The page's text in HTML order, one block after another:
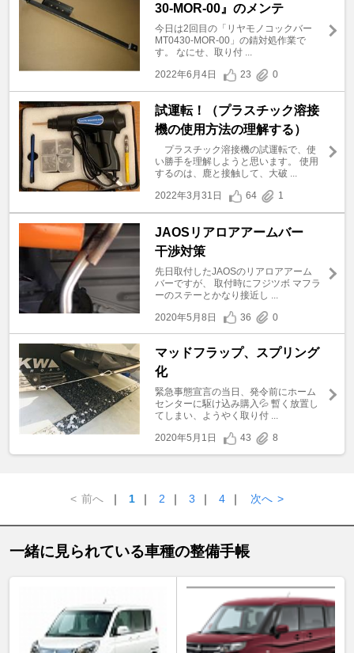
30-MOR-00』のメンテ
今日は2回目の「リヤモノコックバー
MT0430-MOR-00」の錆対処作業で
す。 なにせ、取り付 ...
2022年6月4日
23 0
試運転！（プラスチック溶接
機の使用方法の理解する）
プラスチック溶接機の試運転で、使
い勝手を理解しようと思います。 使用
するのは、鹿と接触して、大破 ...
2022年3月31日
64 1
JAOSリアロアアームバー
干渉対策
先日取付したJAOSのリアロアアーム
バーですが、 取付時にフジツボ マフラ
ーのステーとかなり接近し ...
2020年5月8日
36 0
マッドフラップ、スプリング
化
緊急事態宣言の当日、発令前にホーム
センターに駆け込み購入💦 暫く放置し
てしまい、ようやく取り付 ...
2020年5月1日
43 8
< 前へ ｜ 1 ｜ 2 ｜ 3 ｜ 4 ｜ 次へ >
一緒に見られている車種の整備手帳